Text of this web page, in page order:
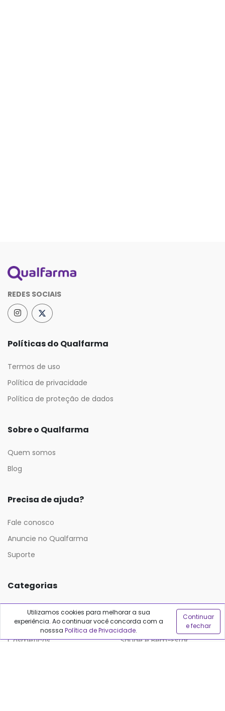
REDES SOCIAIS
Políticas do Qualfarma
Termos de uso
Política de privacidade
Política de proteção de dados
Sobre o Qualfarma
Quem somos
Blog
Precisa de ajuda?
Fale conosco
Anuncie no Qualfarma
Suporte
Categorias
Cabelos
Casa e Mercado
Cosméticos
Medicamentos
Saúde e Bem-Estar
Utilizamos cookies para melhorar a sua
experiência. Ao continuar você concorda com a
nosssa Política de Privacidade.
Continuar
e fechar